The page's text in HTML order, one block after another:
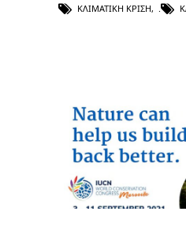
ΚΛΙΜΑΤΙΚΉ ΚΡΊΣΗ,